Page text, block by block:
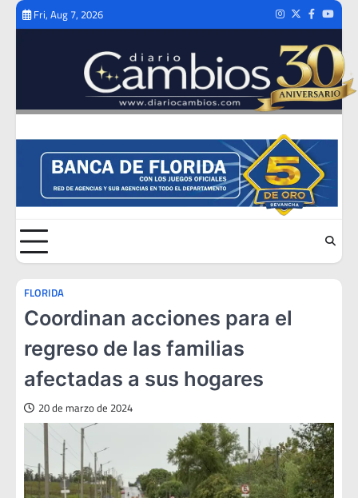
Skip
Fri, Aug 7, 2026 Instagram
TwitterFacebook
FLORIDA
Coordinan acciones para el
regreso de las familias
afectadas a sus hogares
20 de marzo de 2024